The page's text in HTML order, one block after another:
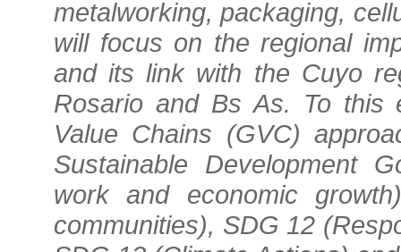
metalworking, packaging,
will focus on the regional
and its link with the Cuyo
Rosario and Bs As. To this
Value Chains (GVC)
Sustainable Development
work and economic
communities), SDG 12